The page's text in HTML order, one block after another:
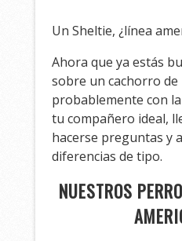
Un Sheltie, ¿línea
Ahora que ya estás
sobre un cachorro de
probablemente con
tu compañero ideal,
hacerse preguntas y
diferencias de tipo.
NUESTROS